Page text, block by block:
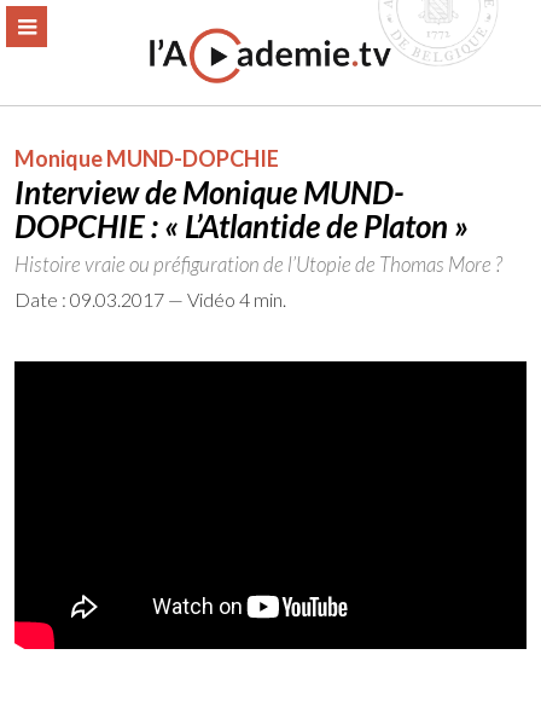
Aller
MENU
Monique MUND-DOPCHIE
Interview de Monique MUND-
DOPCHIE : « L’Atlantide de Platon »
Histoire vraie ou préfiguration de l’Utopie de Thomas More ?
Date : 09.03.2017 — Vidéo 4 min.